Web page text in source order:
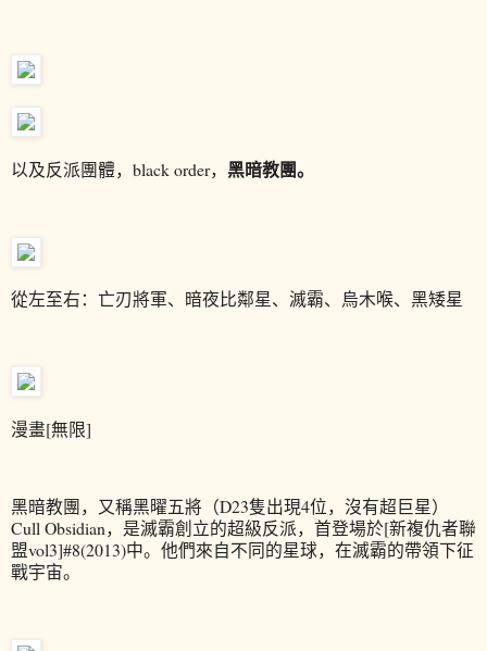
以及反派團體，black order， 黑暗教團。
從左至右：亡刃將軍、暗夜比鄰星、滅霸、烏木喉、黑矮星
漫畫[無限]
黑暗教團，又稱黑曜五將（D23隻出現4位，沒有超巨星）
Cull Obsidian，是滅霸創立的超級反派，首登場於[新複仇者聯
盟vol3]#8(2013)中。他們來自不同的星球，在滅霸的帶領下征
戰宇宙。